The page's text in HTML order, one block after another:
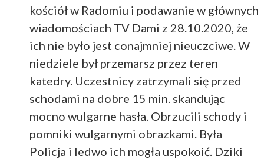
kościół w Radomiu i podawanie w głównych
wiadomościach TV Dami z 28.10.2020, że
ich nie było jest conajmniej nieuczciwe. W
niedziele był przemarsz przez teren
katedry. Uczestnicy zatrzymali się przed
schodami na dobre 15 min. skandując
mocno wulgarne hasła. Obrzucili schody i
pomniki wulgarnymi obrazkami. Była
Policja i ledwo ich mogła uspokoić. Dziki